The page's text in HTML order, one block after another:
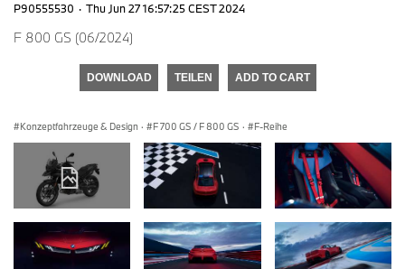
P90555530 · Thu Jun 27 16:57:25 CEST 2024
F 800 GS (06/2024)
DOWNLOAD TEILEN ADD TO CART
Konzeptfahrzeuge & Design · F 700 GS / F 800 GS · F-Reihe